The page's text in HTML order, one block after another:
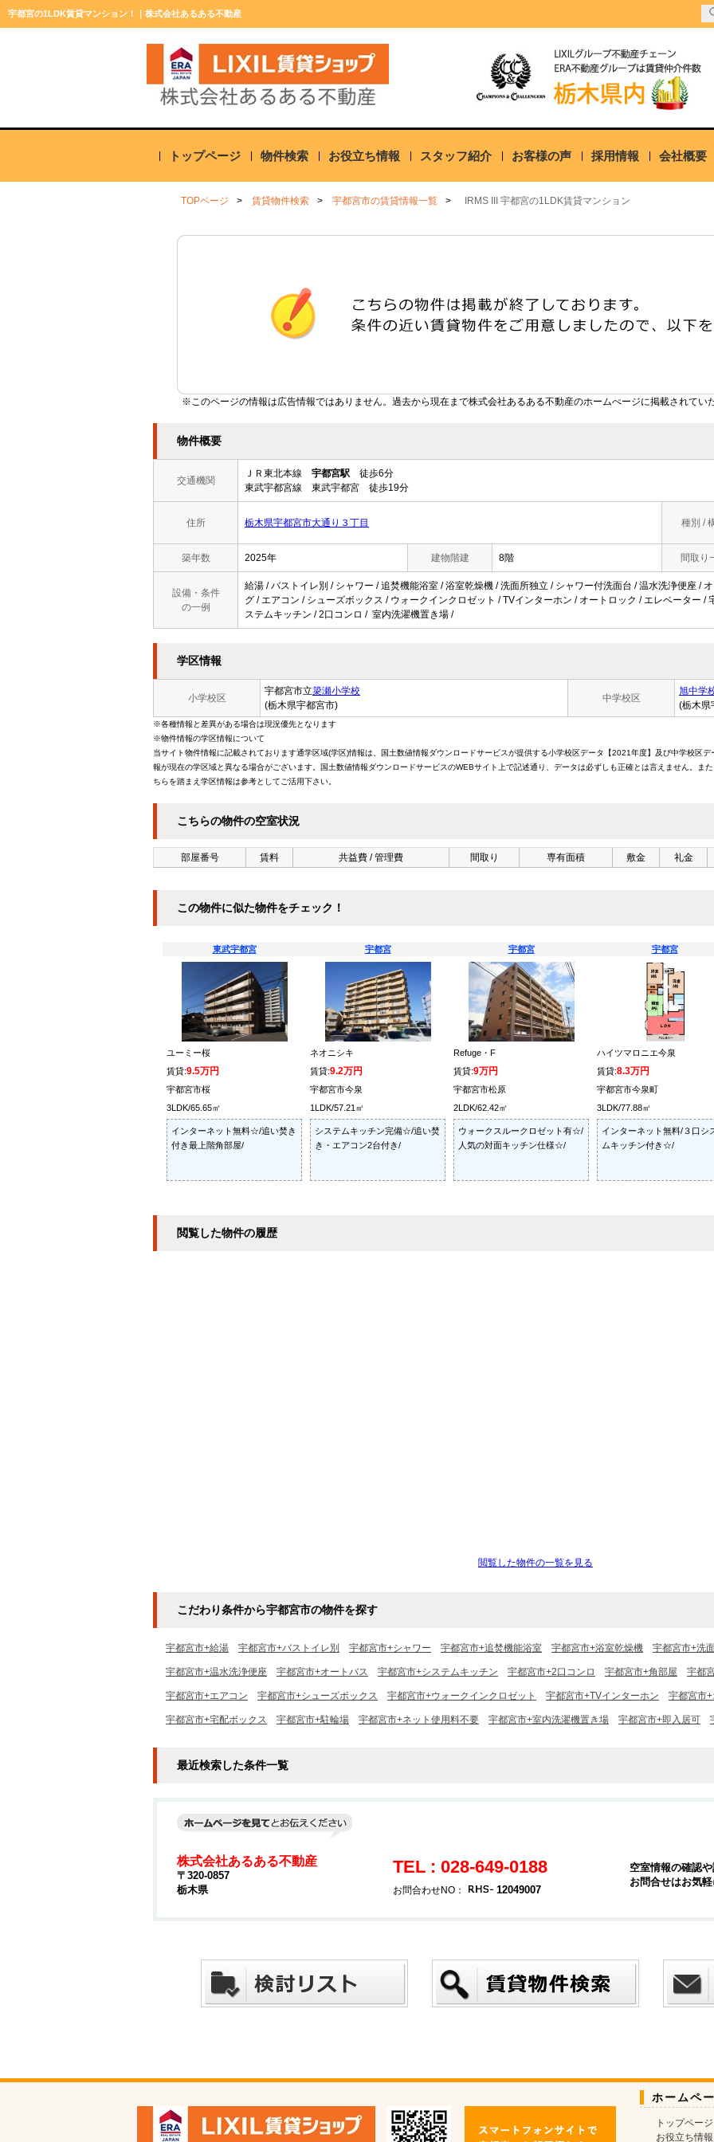
宇都宮の1LDK賃貸マンション！｜株式会社あるある不動産
トップページ 物件検索 お役立ち情報 スタッフ紹介 お客様の声 採用情報 会社概要
TOPページ 賃貸物件検索 宇都宮市の賃貸情報一覧 IRMS III 宇都宮の1LDK賃貸マンション
※このページの情報は広告情報ではありません。過去から現在まで株式会社あるある不動産のホームぺージに掲載されてい
物件概要
交通機関
ＪＲ東北本線 宇都宮駅 徒歩6分
東武宇都宮線 東武宇都宮 徒歩19分
住所 栃木県宇都宮市大通り３丁目 種別 /
築年数 2025年 建物階建 8階 間取り
設備・条件
の一例
給湯 / バストイレ別 / シャワー / 追焚機能浴室 / 浴室乾燥機 / 洗面所独立 / シャワー付洗面台 / 温水洗浄便座 /
グ / エアコン / シューズボックス / ウォークインクロゼット / TVインターホン / オートロック / エレベーター /
ステムキッチン / 2口コンロ / 室内洗濯機置き場 /
学区情報
小学校区
宇都宮市立簗瀬小学校
(栃木県宇都宮市)
中学校区
旭中学
(栃木県
※各種情報と差異がある場合は現況優先となります
※物件情報の学区情報について
当サイト物件情報に記載されております通学区域(学区)情報は、国土数値情報ダウンロードサービスが提供する小学校区データ【2021年度】及び中学校区
報が現在の学区域と異なる場合がございます。国土数値情報ダウンロードサービスのWEBサイト上で記述通り、データは必ずしも正確とは言えません。ま
ちらを踏まえ学区情報は参考としてご活用下さい。
こちらの物件の空室状況
部屋番号 賃料 共益費 / 管理費 間取り 専有面積 敷金 礼金
この物件に似た物件をチェック！
東武宇都宮
ユーミー桜
賃貸:9.5万円
宇都宮市桜
3LDK/65.65㎡
インターネット無料☆/追い焚き
付き最上階角部屋/
宇都宮
ネオニシキ
賃貸:9.2万円
宇都宮市今泉
1LDK/57.21㎡
システムキッチン完備☆/追い焚
き・エアコン2台付き/
宇都宮
Refuge・F
賃貸:9万円
宇都宮市松原
2LDK/62.42㎡
ウォークスルークロゼット有☆/
人気の対面キッチン仕様☆/
宇都宮
ハイツマロニエ今泉
賃貸:8.3万円
宇都宮市今泉町
3LDK/77.88㎡
インターネット無料/３口シ
ムキッチン付き☆/
閲覧した物件の履歴
閲覧した物件の一覧を見る
こだわり条件から宇都宮市の物件を探す
宇都宮市+給湯 宇都宮市+バストイレ別 宇都宮市+シャワー 宇都宮市+追焚機能浴室 宇都宮市+浴室乾燥機 宇都宮市+洗
宇都宮市+温水洗浄便座 宇都宮市+オートバス 宇都宮市+システムキッチン 宇都宮市+2口コンロ 宇都宮市+角部屋 宇都
宇都宮市+エアコン 宇都宮市+シューズボックス 宇都宮市+ウォークインクロゼット 宇都宮市+TVインターホン 宇都宮市
宇都宮市+宅配ボックス 宇都宮市+駐輪場 宇都宮市+ネット使用料不要 宇都宮市+室内洗濯機置き場 宇都宮市+即入居可
最近検索した条件一覧
株式会社あるある不動産
〒320-0857
栃木県
TEL : 028-649-0188
お問合わせNO： 12049007
空室情報の確認
お問合せはお気
ホームペ
トップページ
お役立ち情報